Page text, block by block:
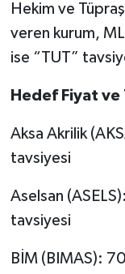
Hekim ve
veren kurum,
ise “TUT”
Hedef Fiyat ve
Aksa Akrilik
tavsiyesi
Aselsan
tavsiyesi
BİM (BIMAS):